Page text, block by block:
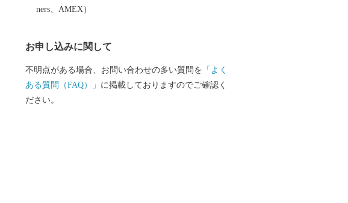
ners、AMEX）
お申し込みに関して
不明点がある場合、お問い合わせの多い質問を 「よく
ある質問（FAQ）」 に掲載しておりますのでご確認く
ださい。